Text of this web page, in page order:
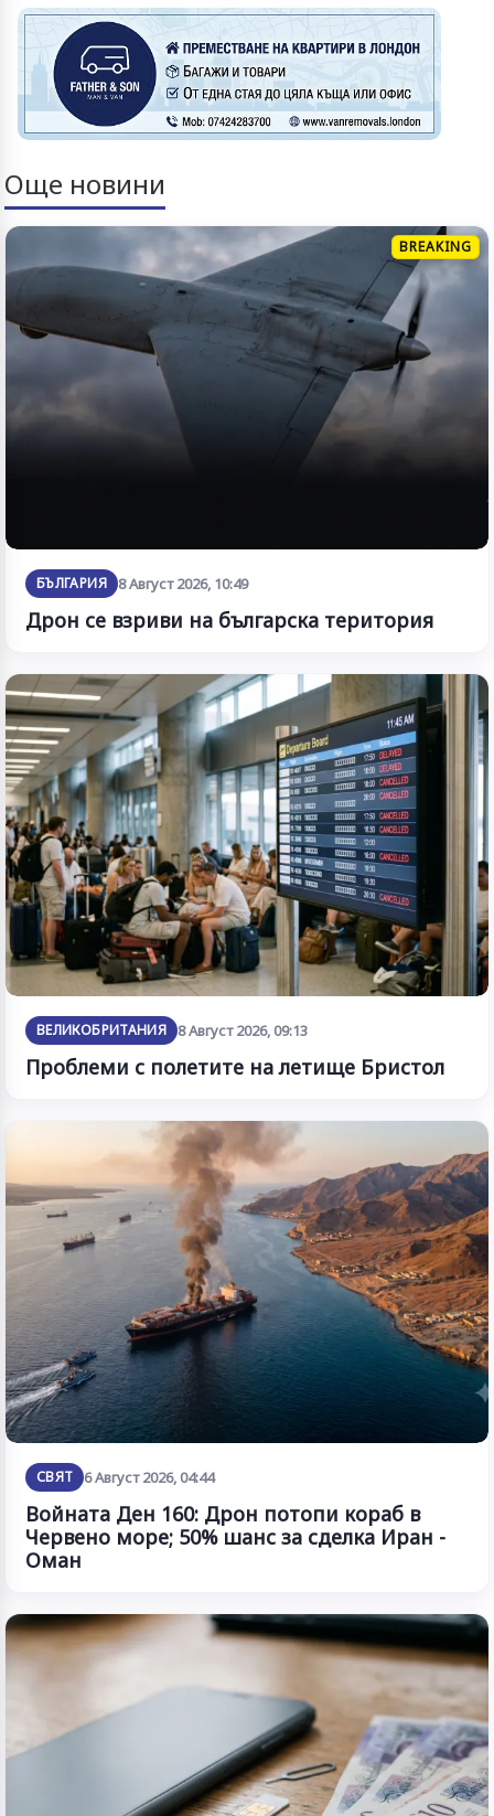
Още новини
BREAKING
БЪЛГАРИЯ 8 Август 2026, 10:49
Дрон се взриви на българска територия
ВЕЛИКОБРИТАНИЯ 8 Август 2026, 09:13
Проблеми с полетите на летище Бристол
СВЯТ 6 Август 2026, 04:44
Войната Ден 160: Дрон потопи кораб в
Червено море; 50% шанс за сделка Иран -
Оман